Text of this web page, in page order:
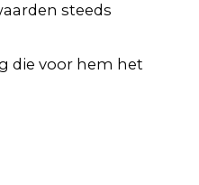
steeds
die voor hem het